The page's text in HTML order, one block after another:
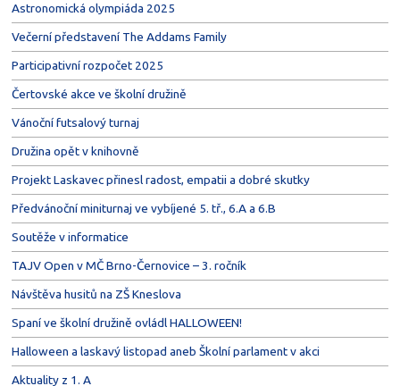
Astronomická olympiáda 2025
Večerní představení The Addams Family
Participativní rozpočet 2025
Čertovské akce ve školní družině
Vánoční futsalový turnaj
Družina opět v knihovně
Projekt Laskavec přinesl radost, empatii a dobré skutky
Předvánoční miniturnaj ve vybíjené 5. tř., 6.A a 6.B
Soutěže v informatice
TAJV Open v MČ Brno-Černovice – 3. ročník
Návštěva husitů na ZŠ Kneslova
Spaní ve školní družině ovládl HALLOWEEN!
Halloween a laskavý listopad aneb Školní parlament v akci
Aktuality z 1. A